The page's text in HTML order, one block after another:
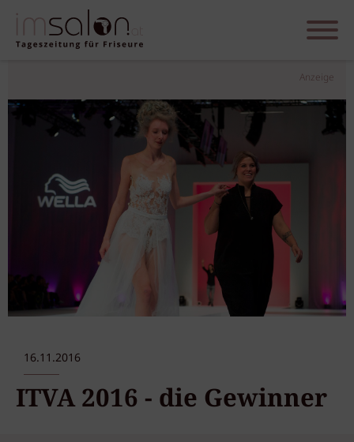
Anzeige
16.11.2016
ITVA 2016 - die Gewinner